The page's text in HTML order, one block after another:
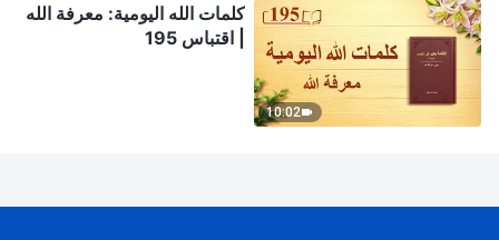
10:02
كلمات الله اليومية: معرفة الله
| اقتباس 195